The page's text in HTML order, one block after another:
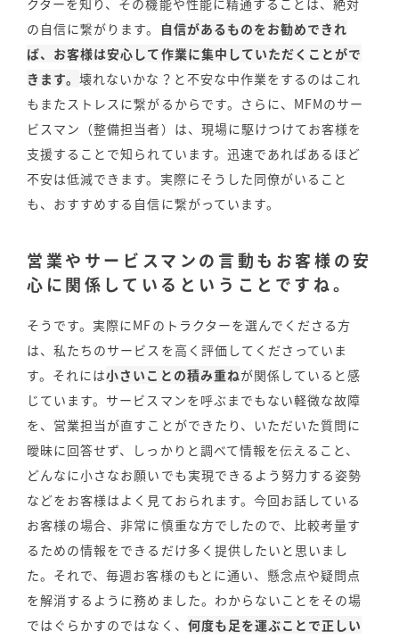
クターを知り、その機能や性能に精通することは、絶対
の自信に繋がります。
自信があるものをお勧めできれ
ば、お客様は安心して作業に集中していただくことがで
きます。壊れないかな？と不安な中作業をするのはこれ
もまたストレスに繋がるからです。さらに、MFMのサー
ビスマン（整備担当者）は、現場に駆けつけてお客様を
支援することで知られています。迅速であればあるほど
不安は低減できます。実際にそうした同僚がいること
も、おすすめする自信に繋がっています。
営業やサービスマンの言動もお客様の安
心に関係しているということですね。
そうです。実際にMFのトラクターを選んでくださる方
は、私たちのサービスを高く評価してくださっていま
す。それには小さいことの積み重ねが関係していると感
じています。サービスマンを呼ぶまでもない軽微な故障
を、営業担当が直すことができたり、いただいた質問に
曖昧に回答せず、しっかりと調べて情報を伝えること、
どんなに小さなお願いでも実現できるよう努力する姿勢
などをお客様はよく見ておられます。今回お話している
お客様の場合、非常に慎重な方でしたので、比較考量す
るための情報をできるだけ多く提供したいと思いまし
た。それで、毎週お客様のもとに通い、懸念点や疑問点
を解消するように務めました。わからないことをその場
ではぐらかすのではなく、 何度も足を運ぶことで正しい